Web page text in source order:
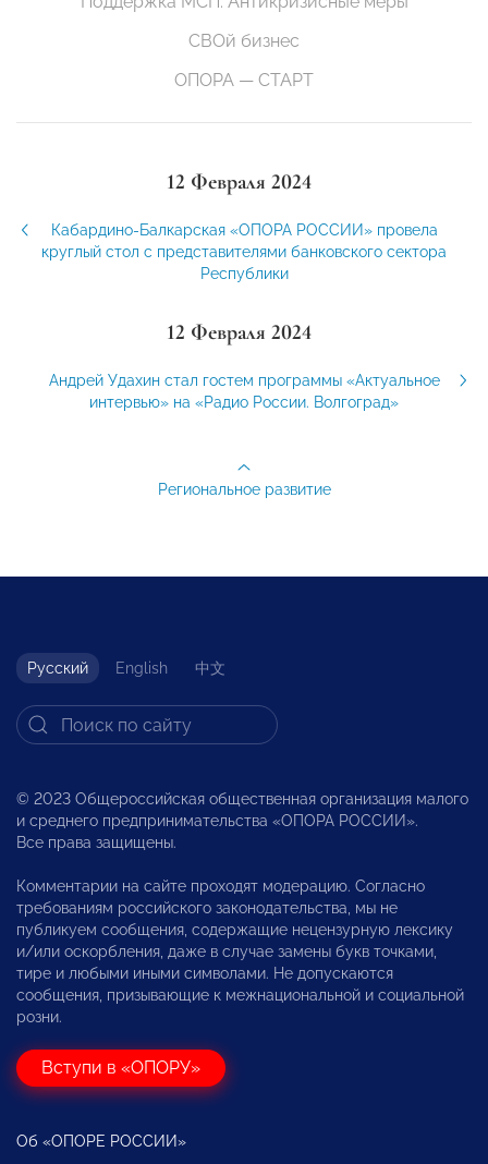
СВОй бизнес
ОПОРА — СТАРТ
12 Февраля 2024
Кабардино-Балкарская «ОПОРА РОССИИ» провела
круглый стол с представителями банковского сектора
Республики
12 Февраля 2024
Андрей Удахин стал гостем программы «Актуальное
интервью» на «Радио России. Волгоград»
Региональное развитие
Русский English 中文
© 2023 Общероссийская общественная организация малого
и среднего предпринимательства «ОПОРА РОССИИ».
Все права защищены.
Комментарии на сайте проходят модерацию. Согласно
требованиям российского законодательства, мы не
публикуем сообщения, содержащие нецензурную лексику
и/или оскорбления, даже в случае замены букв точками,
тире и любыми иными символами. Не допускаются
сообщения, призывающие к межнациональной и социальной
розни.
Вступи в «ОПОРУ»
Об «ОПОРЕ РОССИИ»